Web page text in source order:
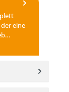
eine